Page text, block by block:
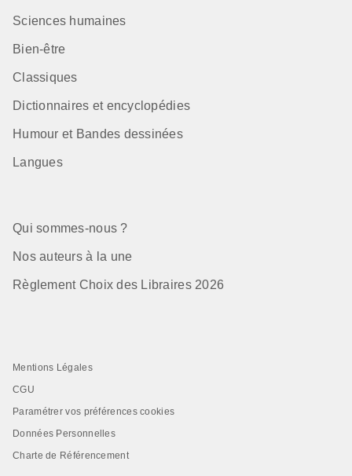
Sciences humaines
Bien-être
Classiques
Dictionnaires et encyclopédies
Humour et Bandes dessinées
Langues
Qui sommes-nous ?
Nos auteurs à la une
Règlement Choix des Libraires 2026
Mentions Légales
CGU
Paramétrer vos préférences cookies
Données Personnelles
Charte de Référencement